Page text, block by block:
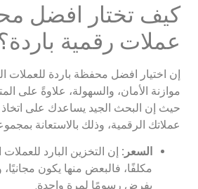
كيف تختار افضل
عملات رقمية
إن اختيار افضل محفظة باردة للعملات
موازنة الأمان، والسهولة، علاوةً على
حيث إن البحث الجيد يساعدك على اتخاذ
عملاتك الرقمية، وذلك بالاستعانة
السعر: إن التخزين البارد
مكلفًا، فالبعض منها يكون مجانيًا،
يفرض رسومًا لمرة واحدة.